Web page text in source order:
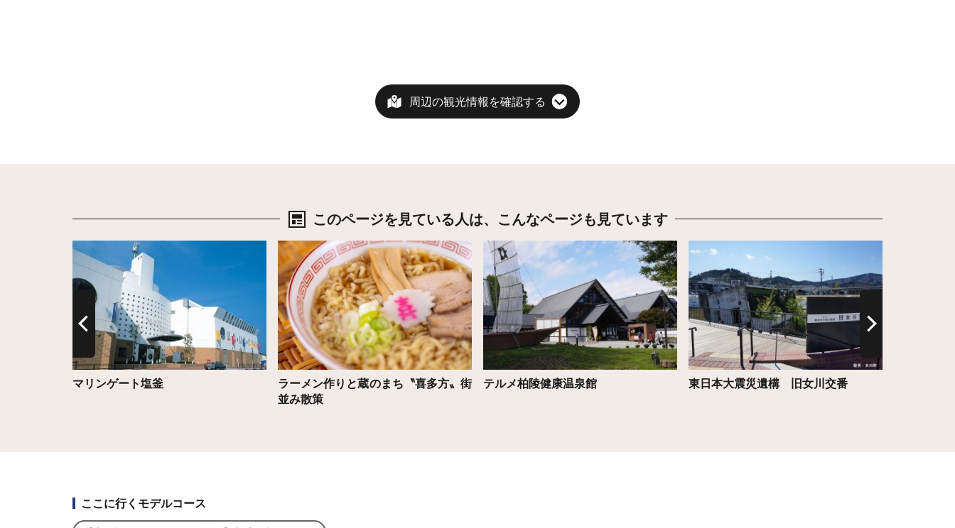
周辺の観光情報を確認する
このページを見ている人は、 こんなページも見ています
マリンゲート塩釜
詳細はこちら
ラーメン作りと蔵のまち〝喜多方〟街
並み散策
詳細はこちら
テルメ柏陵健康温泉館
詳細はこちら
東日本大震災遺構 旧女川交番
詳細はこちら
ここに行くモデルコース